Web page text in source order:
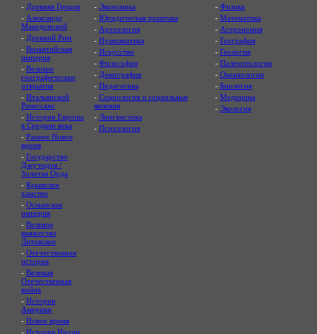
- Древняя Греция
- Александр
Македонский
- Древний Рим
- Византийская
империя
- Великие
географические
открытия
- Итальянский
Ренессанс
- История Европы
в Средние века
- Раннее Новое
время
- Государство
Джучидов /
Золотая Орда
- Крымское
ханство
- Османская
империя
- Великое
княжество
Литовское
- Отечественная
история
- Великая
Отечественная
война
- История
Америки
- Новое время
- История Индии
- Экономика
- Юридическая практика
- Археология
- Нумизматика
- Искусство
- Философия
- Демография
- Педагогика
- Социология и социальные
явления
- Лингвистика
- Психология
- Физика
- Математика
- Астрономия
- География
- Геология
- Палеонтология
- Океанология
- Биология
- Медицина
- Экология